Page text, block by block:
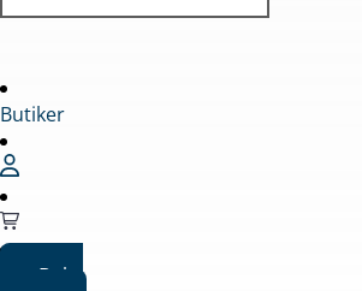
Butiker
Boka